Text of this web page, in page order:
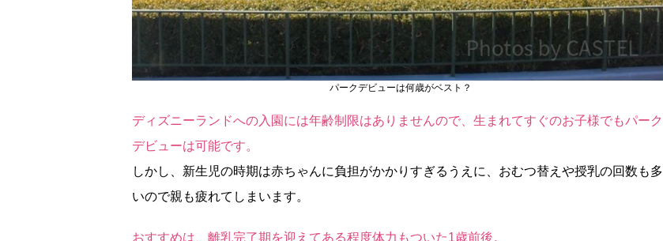
パークデビューは何歳がベスト？
ディズニーランドへの入園には年齢制限はありませんので、生まれてすぐのお子様でもパーク
デビューは可能です。
しかし、新生児の時期は赤ちゃんに負担がかかりすぎるうえに、おむつ替えや授乳の回数も多
いので親も疲れてしまいます。
おすすめは、離乳完了期を迎えてある程度体力もついた1歳前後。